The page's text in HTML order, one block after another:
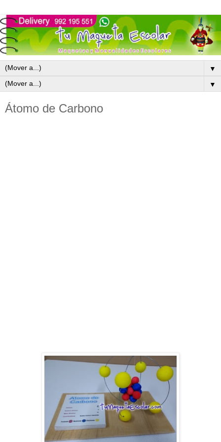
▼
▼
Átomo de Carbono